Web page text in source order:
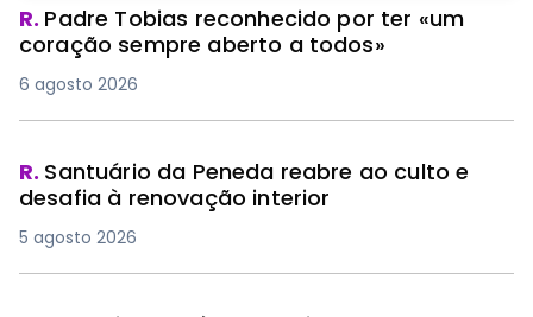
R. Padre Tobias reconhecido por ter «um
coração sempre aberto a todos»
6 agosto 2026
R. Santuário da Peneda reabre ao culto e
desafia à renovação interior
5 agosto 2026